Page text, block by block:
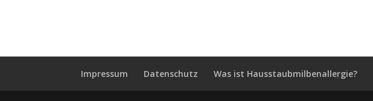
Impressum Datenschutz Was ist Hausstaubmilbenallergie?